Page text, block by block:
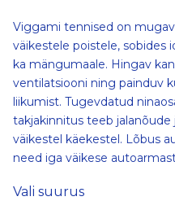
Viggami tennised on
väikestele poistele, sobides
ka mängumaale. Hingav
ventilatsiooni ning painduv
liikumist. Tugevdatud
takjakinnitus teeb jalanõude
väikestel käekestel. Lõbus
need iga väikese
Vali suurus